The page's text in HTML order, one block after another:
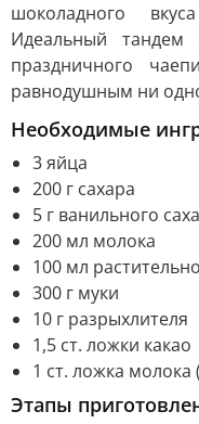
шоколадного
Идеальный тандем
праздничного
равнодушным ни
Необходимые
3 яйца
200 г сахара
5 г ванильного
200 мл молока
100 мл
300 г муки
10 г разрыхлителя
1,5 ст. ложки какао
1 ст. ложка молока
Этапы